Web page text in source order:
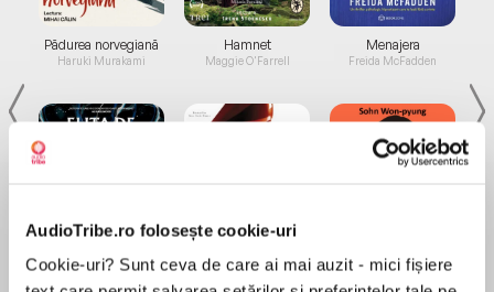
AudioTribe.ro folosește cookie-uri
Cookie-uri? Sunt ceva de care ai mai auzit - mici fișiere
Pădurea norvegiană
Haruki Murakami
de...
Dani Francis
Hamnet
Maggie O'Farrell
la...
Lauren Weisberger
Menajera
Freida McFadden
Sohn Won-pyung